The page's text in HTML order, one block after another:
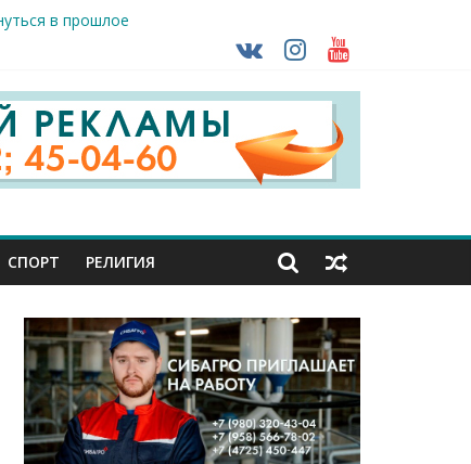
штрафа?
в прошлое
трансплантации
СПОРТ РЕЛИГИЯ